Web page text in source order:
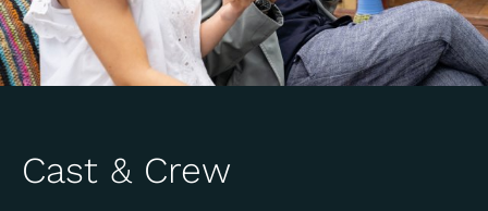
Cast & Crew